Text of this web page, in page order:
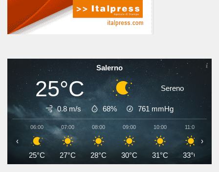
Salerno
25°C Sereno
0.8 m/s 68% 761 mmHg
06:00
25°C
07:00
27°C
08:00
28°C
09:00
30°C
10:00
31°C
11:00
33°C
‹ ›